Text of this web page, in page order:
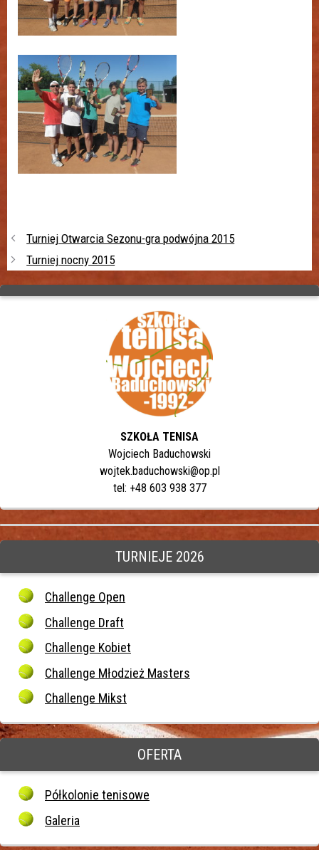
Turniej Otwarcia Sezonu-gra podwójna 2015
Turniej nocny 2015
SZKOŁA TENISA
Wojciech Baduchowski
wojtek.baduchowski@op.pl
tel: +48 603 938 377
TURNIEJE 2026
Challenge Open
Challenge Draft
Challenge Kobiet
Challenge Młodzież Masters
Challenge Mikst
OFERTA
Półkolonie tenisowe
Galeria